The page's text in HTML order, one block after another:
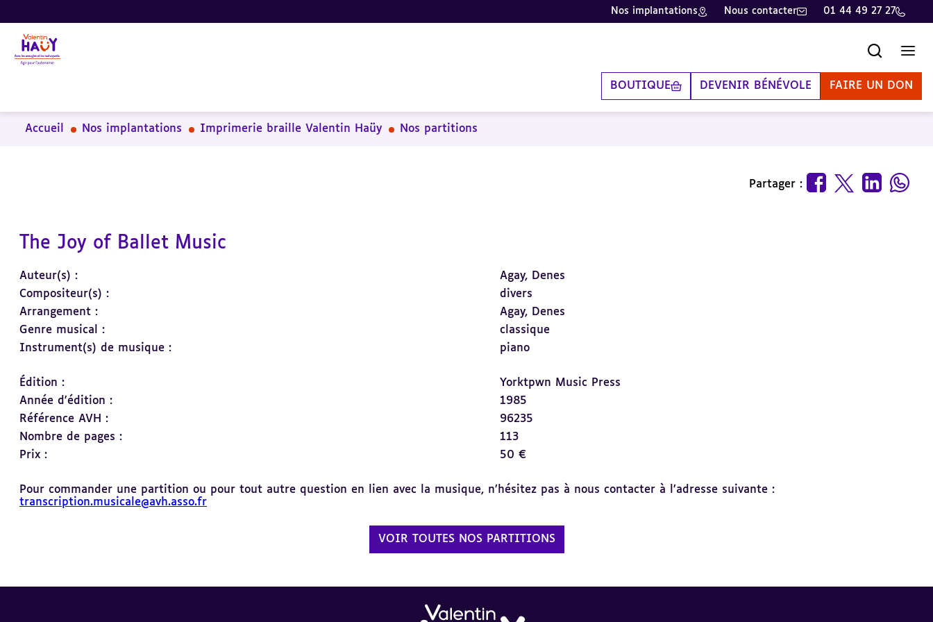
Aller
au
contenu
principal
Aller
au
pied
de
Aller
à
la
recherche
Nos implantations Nous contacter 01 44 49 27 27
BOUTIQUE DEVENIR BÉNÉVOLE FAIRE UN DON
Accueil Nos implantations Imprimerie braille Valentin Haüy Nos partitions
Partager :
The Joy of Ballet Music
Auteur(s) :
Agay, Denes
Compositeur(s) :
divers
Arrangement :
Agay, Denes
Genre musical :
classique
Instrument(s) de musique :
piano
Édition :
Yorktpwn Music Press
Année d'édition :
1985
Référence AVH :
96235
Nombre de pages :
113
Prix :
50 €
Pour commander une partition ou pour tout autre question en lien avec la musique, n’hésitez pas à nous contacter à l’adresse suivante :
transcription.musicale@avh.asso.fr
VOIR TOUTES NOS PARTITIONS